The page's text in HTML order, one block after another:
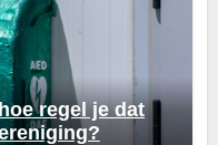
regel je dat